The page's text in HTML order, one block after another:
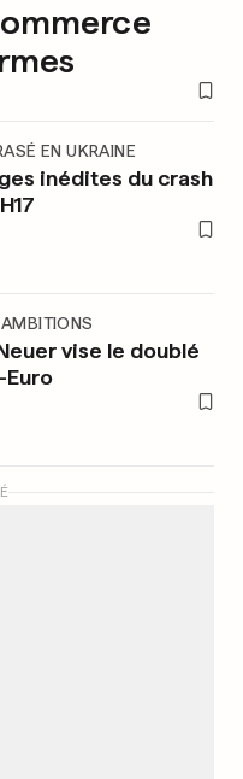
EN UKRAINE
inédites du crash
vise le doublé